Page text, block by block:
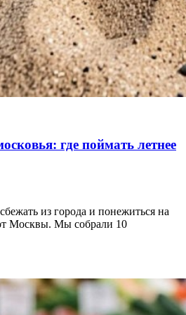
где поймать летнее
из города и понежиться на
Москвы. Мы собрали 10